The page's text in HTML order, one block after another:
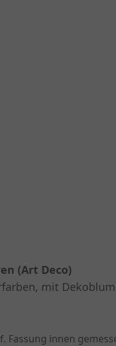
(Art Deco)
mit
Fassung innen